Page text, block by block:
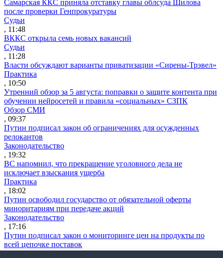
Самарская ККС приняла отставку главы облсуда Шилова
после проверки Генпрокуратуры
Судьи
, 11:48
ВККС открыла семь новых вакансий
Судьи
, 11:28
Власти обсуждают варианты приватизации «Сирены-Трэвел»
Практика
, 10:50
Утренний обзор за 5 августа: поправки о защите контента при
обучении нейросетей и правила «социальных» СЗПК
Обзор СМИ
, 09:37
Путин подписал закон об ограничениях для осужденных
релокантов
Законодательство
, 19:32
ВС напомнил, что прекращение уголовного дела не
исключает взыскания ущерба
Практика
, 18:02
Путин освободил государство от обязательной оферты
миноритариям при передаче акций
Законодательство
, 17:16
Путин подписал закон о мониторинге цен на продукты по
всей цепочке поставок
Практика